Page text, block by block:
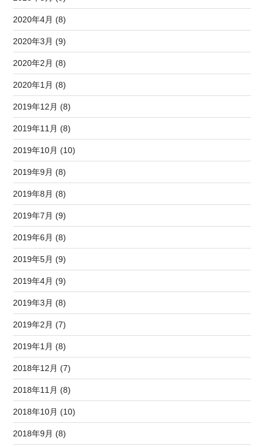
2020年4月 (8)
2020年3月 (9)
2020年2月 (8)
2020年1月 (8)
2019年12月 (8)
2019年11月 (8)
2019年10月 (10)
2019年9月 (8)
2019年8月 (8)
2019年7月 (9)
2019年6月 (8)
2019年5月 (9)
2019年4月 (9)
2019年3月 (8)
2019年2月 (7)
2019年1月 (8)
2018年12月 (7)
2018年11月 (8)
2018年10月 (10)
2018年9月 (8)